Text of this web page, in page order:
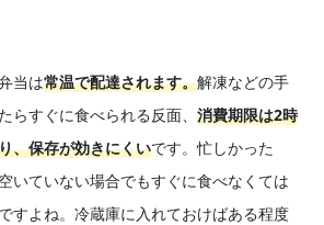
当は常温で配達されます。解凍などの手
らすぐに食べられる反面、消費期限は2時
、保存が効きにくいです。忙しかった
いていない場合でもすぐに食べなくては
すよね。冷蔵庫に入れておけばある程度